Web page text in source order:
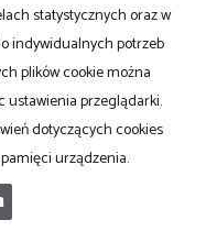
9:00 -17:00
statystycznych oraz w
indywidualnych potrzeb
plików cookie można
ustawienia przeglądarki.
dotyczących cookies
urządzenia.